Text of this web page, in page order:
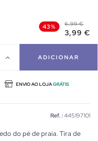
43% 6,99 €
3,99 €
ADICIONAR
ENVIO AO LOJAGRÁTIS
Ref. : 445197101
do pé de praia. Tira de